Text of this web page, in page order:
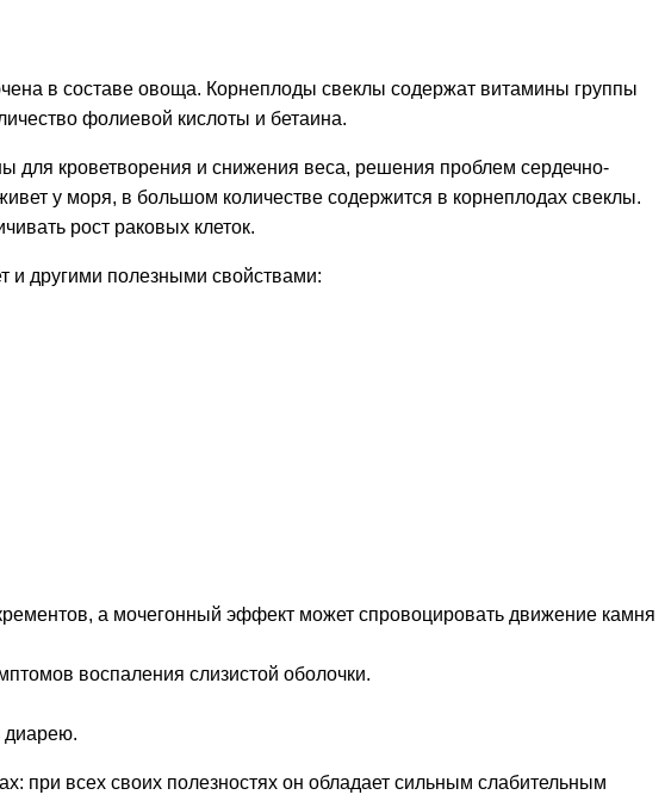
в составе овоща. Корнеплоды свеклы содержат витамины группы
фолиевой кислоты и бетаина.
для кроветворения и снижения веса, решения проблем сердечно-
у моря, в большом количестве содержится в корнеплодах свеклы.
рост раковых клеток.
и другими полезными свойствами:
а мочегонный эффект может спровоцировать движение камня
воспаления слизистой оболочки.
диарею.
при всех своих полезностях он обладает сильным слабительным